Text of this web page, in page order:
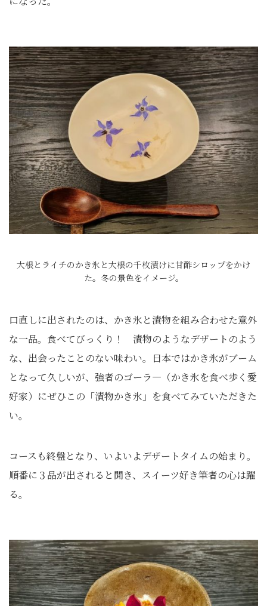
大根とライチのかき氷と大根の千枚漬けに甘酢シロップをかけ
た。冬の景色をイメージ。
口直しに出されたのは、かき氷と漬物を組み合わせた意外
な一品。食べてびっくり！ 漬物のようなデザートのよう
な、出会ったことのない味わい。日本ではかき氷がブーム
となって久しいが、強者のゴーラ―（かき氷を食べ歩く愛
好家）にぜひこの「漬物かき氷」を食べてみていただきた
い。
コースも終盤となり、いよいよデザートタイムの始まり。
順番に３品が出されると聞き、スイーツ好き筆者の心は躍
る。